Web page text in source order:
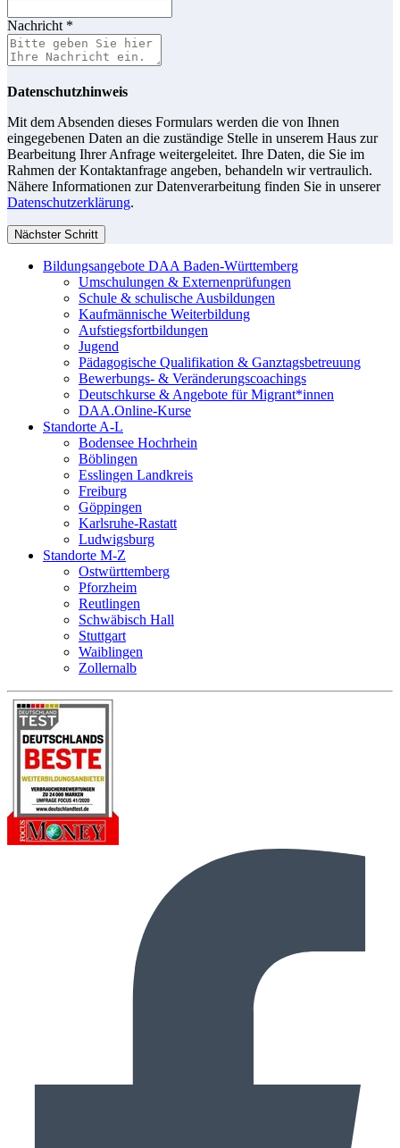
Nachricht *
Datenschutzhinweis
Mit dem Absenden dieses Formulars werden die von Ihnen
eingegebenen Daten an die zuständige Stelle in unserem Haus zur
Bearbeitung Ihrer Anfrage weitergeleitet. Ihre Daten, die Sie im
Rahmen der Kontaktanfrage angeben, behandeln wir vertraulich.
Nähere Informationen zur Datenverarbeitung finden Sie in unserer
Datenschutzerklärung.
Nächster Schritt
Bildungsangebote DAA Baden-Württemberg
Umschulungen & Externenprüfungen
Schule & schulische Ausbildungen
Kaufmännische Weiterbildung
Aufstiegsfortbildungen
Jugend
Pädagogische Qualifikation & Ganztagsbetreuung
Bewerbungs- & Veränderungscoachings
Deutschkurse & Angebote für Migrant*innen
DAA.Online-Kurse
Standorte A-L
Bodensee Hochrhein
Böblingen
Esslingen Landkreis
Freiburg
Göppingen
Karlsruhe-Rastatt
Ludwigsburg
Standorte M-Z
Ostwürttemberg
Pforzheim
Reutlingen
Schwäbisch Hall
Stuttgart
Waiblingen
Zollernalb